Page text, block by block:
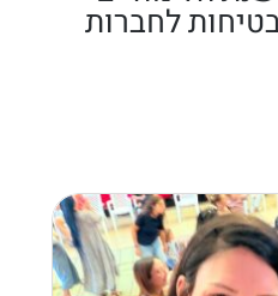
לחברות